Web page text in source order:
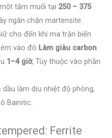
tắm muối tại 250 – 375
ngăn chặn martensite.
cho đến khi ma trận biến
vào đó Làm giàu carbon
1–4 giờ, Tùy thuộc vào phần
dầu làm dịu nhiệt độ phòng,
Bainitic.
Ferrite